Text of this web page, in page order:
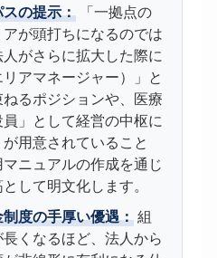
の提示：「一拠点の
が頭打ちになるのでは
がさらに拡大した際に
アマネージャー）」と
るポジションや、医療
」として経営の中枢に
用意されていること
ニュアルの作成を通じ
して明文化します。
度の手厚い優遇：組
くなるほど、法人から